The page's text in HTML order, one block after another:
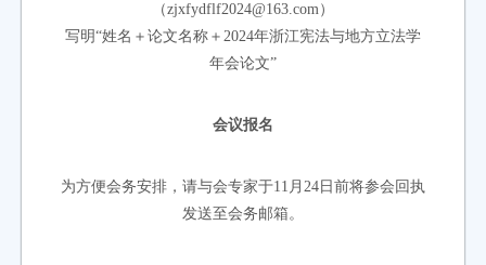
（zjxfydflf2024@163.com）
写明“姓名＋论文名称＋2024年浙江宪法与地方立法学
年会论文”
会议报名
为方便会务安排，请与会专家于11月24日前将参会回执
发送至会务邮箱。